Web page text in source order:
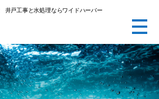
戸工事と水処理ならワイドハーバー